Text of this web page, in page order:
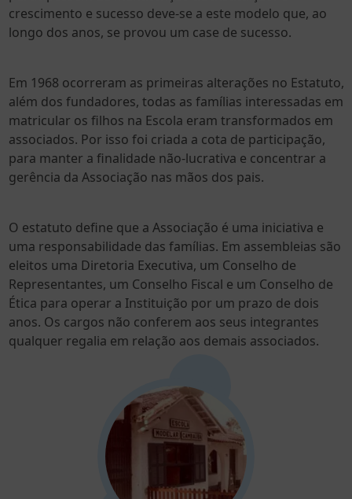
universidades.
e o respeito às diferenças e individualidades de
cada aluno.
Nós acreditamos que o modelo de associação de
pais em diálogo constante nos torna mais
próximos para construirmos o processo
educacional ideal para nossos alunos.
Por isso, desenvolvemos um projeto de ensino
personalizado e com autoria, multidisciplinar,
potencializando as habilidades de cada aluno e
que, ao transcender o espaço da sala de aula,
traga uma visão de diferentes áreas do
conhecimento para o universo do discente.
crescimento e sucesso deve-se a este modelo que, ao
longo dos anos, se provou um case de sucesso.
Em 1968 ocorreram as primeiras alterações no Estatuto,
além dos fundadores, todas as famílias interessadas em
matricular os filhos na Escola eram transformados em
associados. Por isso foi criada a cota de participação,
para manter a finalidade não-lucrativa e concentrar a
gerência da Associação nas mãos dos pais.
O estatuto define que a Associação é uma iniciativa e
uma responsabilidade das famílias. Em assembleias são
eleitos uma Diretoria Executiva, um Conselho de
Representantes, um Conselho Fiscal e um Conselho de
Ética para operar a Instituição por um prazo de dois
anos. Os cargos não conferem aos seus integrantes
qualquer regalia em relação aos demais associados.